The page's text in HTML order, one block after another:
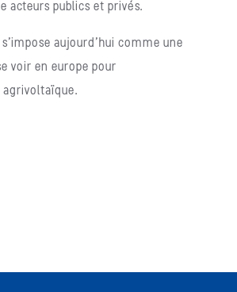
acteurs publics et privés.
aujourd’hui comme une
voir en europe pour